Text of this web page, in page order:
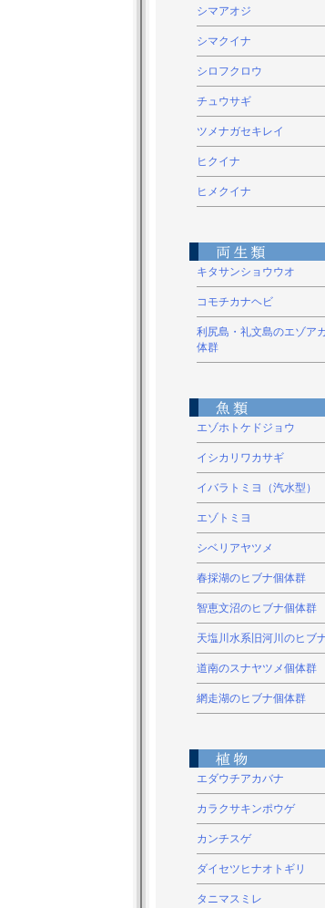
シマアオジ
シマクイナ
シロフクロウ
チュウサギ
ツメナガセキレイ
ヒクイナ
ヒメクイナ
キタサンショウウオ
コモチカナヘビ
利尻島・礼文島のエゾア
体群
エゾホトケドジョウ
イシカリワカサギ
イバラトミヨ（汽水型）
エゾトミヨ
シベリアヤツメ
春採湖のヒブナ個体群
智恵文沼のヒブナ個体群
天塩川水系旧河川のヒブ
道南のスナヤツメ個体群
網走湖のヒブナ個体群
エダウチアカバナ
カラクサキンポウゲ
カンチスゲ
ダイセツヒナオトギリ
タニマスミレ